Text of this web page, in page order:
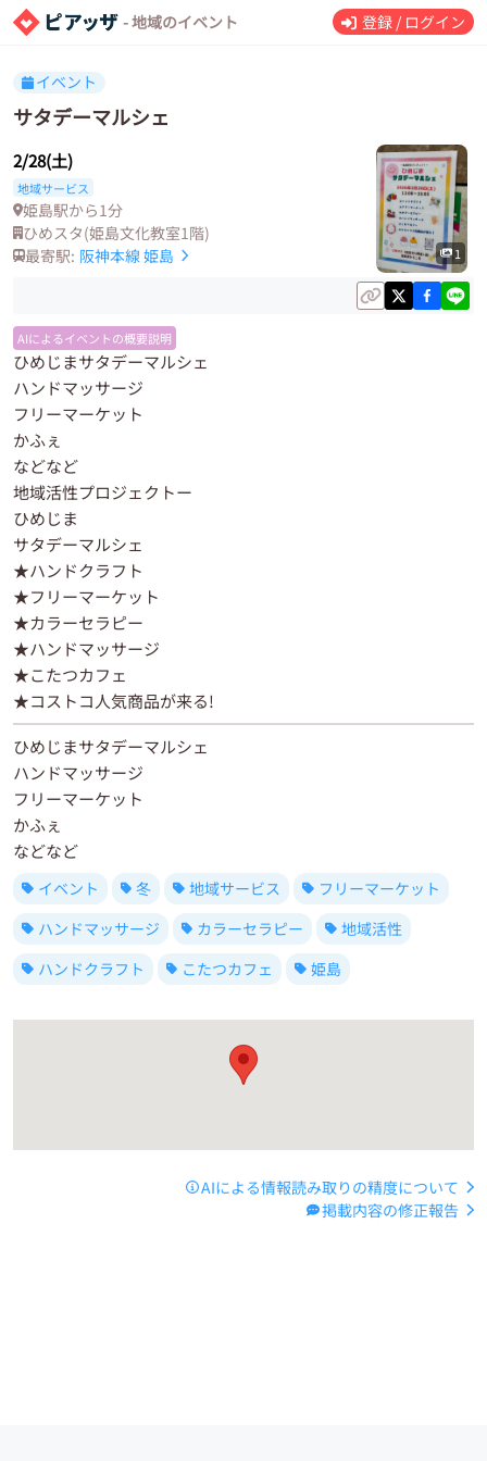
- 地域のイベント 登録 / ログイン
イベント
サタデーマルシェ
2/28(土)
地域サービス
姫島駅から1分
ひめスタ(姫島文化教室1階)
最寄駅: 阪神本線 姫島 1
AIによるイベントの概要説明
ひめじまサタデーマルシェ
ハンドマッサージ
フリーマーケット
かふぇ
などなど
地域活性プロジェクトー
ひめじま
サタデーマルシェ
★ハンドクラフト
★フリーマーケット
★カラーセラピー
★ハンドマッサージ
★こたつカフェ
★コストコ人気商品が来る!
ひめじまサタデーマルシェ
ハンドマッサージ
フリーマーケット
かふぇ
などなど
イベント 冬 地域サービス
フリーマーケット
ハンドマッサージ
カラーセラピー
地域活性
ハンドクラフト
こたつカフェ 姫島
AIによる情報読み取りの精度について
掲載内容の修正報告